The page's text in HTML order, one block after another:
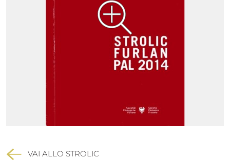
VAI ALLO STROLIC